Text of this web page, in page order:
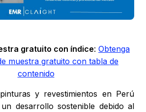
gratuito con índice: Obtenga
muestra gratuito con tabla de
contenido
y revestimientos en Perú
desarrollo sostenible debido al